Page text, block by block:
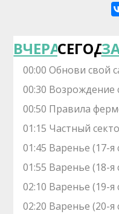
ВЧЕРА
00:00 Обнови свой
00:30 Возрождение
00:50 Правила
01:15 Частный
01:45 Варенье (17-я
01:55 Варенье (18-я
02:10 Варенье (19-я
02:20 Варенье (20-я